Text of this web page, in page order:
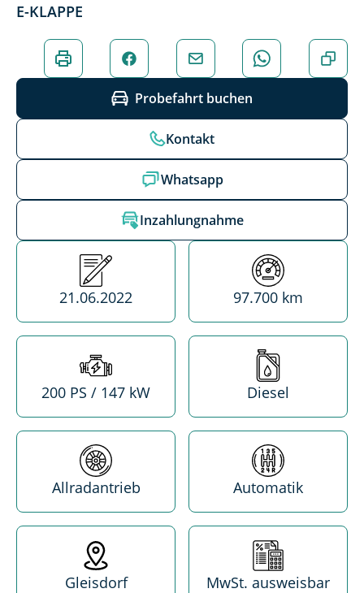
E-KLAPPE
Probefahrt buchen
Kontakt
Whatsapp
Inzahlungnahme
Erstzulassung
21.06.2022
Kilometerstand
97.700 km
Leistung
200 PS / 147 kW
Treibstoff
Diesel
Antrieb
Allradantrieb
Getriebe
Automatik
Standort
Gleisdorf
MwSt.
MwSt. ausweisbar